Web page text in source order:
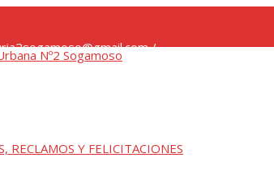
/
RECLAMOS Y FELICITACIONES